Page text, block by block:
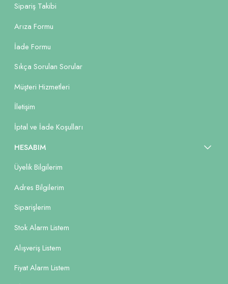
Sipariş Takibi
Arıza Formu
İade Formu
Sıkça Sorulan Sorular
Müşteri Hizmetleri
İletişim
İptal ve İade Koşulları
HESABIM
Üyelik Bilgilerim
Adres Bilgilerim
Siparişlerim
Stok Alarm Listem
Alışveriş Listem
Fiyat Alarm Listem